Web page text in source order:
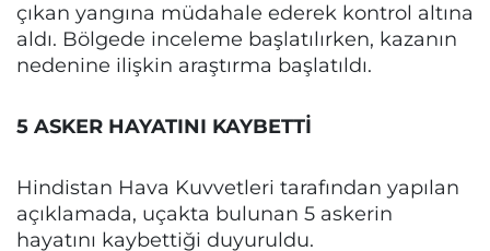
çıkan yangına müdahale ederek kontrol altına
aldı. Bölgede inceleme başlatılırken, kazanın
nedenine ilişkin araştırma başlatıldı.
5 ASKER HAYATINI KAYBETTİ
Hindistan Hava Kuvvetleri tarafından yapılan
açıklamada, uçakta bulunan 5 askerin
hayatını kaybettiği duyuruldu.